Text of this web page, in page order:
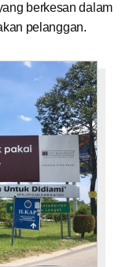
berkesan dalam
pelanggan.